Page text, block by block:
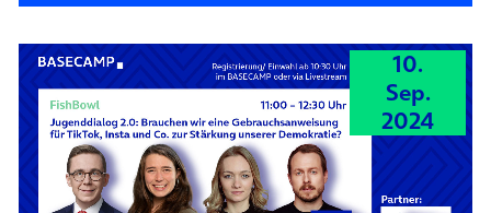
10.
Sep.
2024